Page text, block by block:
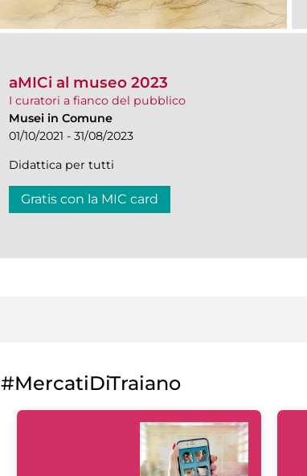
aMICi al museo 2023
I curatori a fianco del pubblico
Musei in Comune
01/10/2021 - 31/08/2023
Didattica per tutti
Gratis con la MIC card
#MercatiDiTraiano